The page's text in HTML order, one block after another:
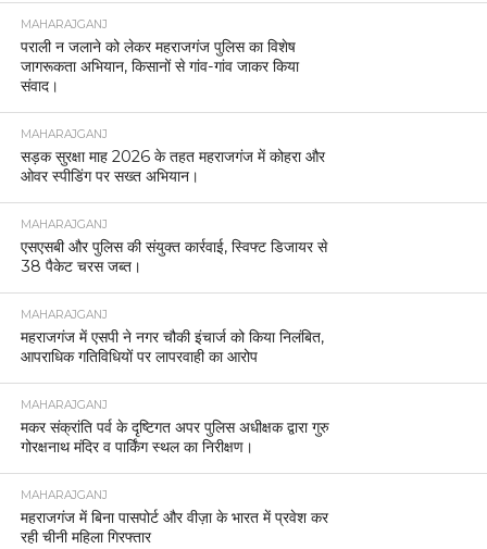
MAHARAJGANJ
पराली न जलाने को लेकर महराजगंज पुलिस का विशेष
जागरूकता अभियान, किसानों से गांव-गांव जाकर किया
संवाद।
MAHARAJGANJ
सड़क सुरक्षा माह 2026 के तहत महराजगंज में कोहरा और
ओवर स्पीडिंग पर सख्त अभियान।
MAHARAJGANJ
एसएसबी और पुलिस की संयुक्त कार्रवाई, स्विफ्ट डिजायर से
38 पैकेट चरस जब्त।
MAHARAJGANJ
महराजगंज में एसपी ने नगर चौकी इंचार्ज को किया निलंबित,
आपराधिक गतिविधियों पर लापरवाही का आरोप
MAHARAJGANJ
मकर संक्रांति पर्व के दृष्टिगत अपर पुलिस अधीक्षक द्वारा गुरु
गोरक्षनाथ मंदिर व पार्किंग स्थल का निरीक्षण।
MAHARAJGANJ
महराजगंज में बिना पासपोर्ट और वीज़ा के भारत में प्रवेश कर
रही चीनी महिला गिरफ्तार